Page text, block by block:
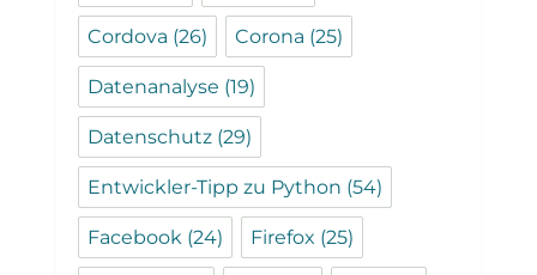
Cordova (26) Corona (25)
Datenanalyse (19)
Datenschutz (29)
Entwickler-Tipp zu Python (54)
Facebook (24) Firefox (25)